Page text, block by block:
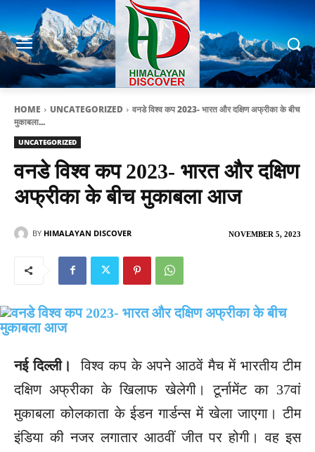
HOME UNCATEGORIZED
वनडे विश्व कप 2023- भारत और दक्षिण अफ्रीका के बीच
मुकाबला...
UNCATEGORIZED
वनडे विश्व कप 2023- भारत और दक्षिण
अफ्रीका के बीच मुकाबला आज
NOVEMBER 5, 2023
BY HIMALAYAN DISCOVER
नई दिल्ली।
विश्व कप के अपने आठवें मैच में भारतीय टीम
दक्षिण अफ्रीका के खिलाफ खेलेगी। टूर्नामेंट का 37वां
मुकाबला कोलकाता के ईडन गार्डन्स में खेला जाएगा। टीम
इंडिया की नजर लगातार आठवीं जीत पर होगी। वह इस